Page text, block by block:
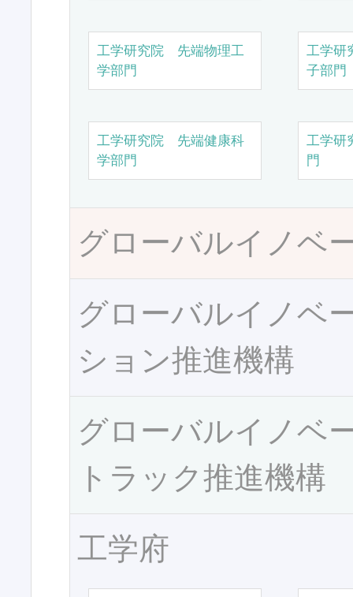
工学研究院 先端物理工
学部門
工学研
子部門
工学研究院 先端健康科
学部門
工学研
門
グローバルイノベ
グローバルイノベ
ション推進機構
グローバルイノベ
トラック推進機構
工学府